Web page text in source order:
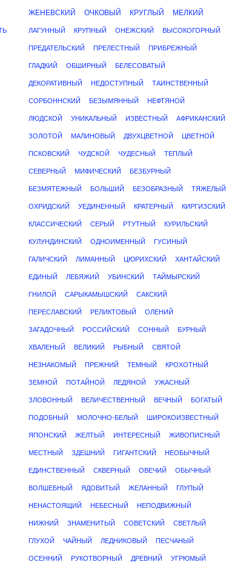
ЖЕНЕВСКИЙ ОЧКОВЫЙ КРУГЛЫЙ МЕЛКИЙ
ЛАГУННЫЙ КРУПНЫЙ ОНЕЖСКИЙ ВЫСОКОГОРНЫЙ
ПРЕДАТЕЛЬСКИЙ ПРЕЛЕСТНЫЙ ПРИБРЕЖНЫЙ
ГЛАДКИЙ ОБШИРНЫЙ БЕЛЕСОВАТЫЙ
ДЕКОРАТИВНЫЙ НЕДОСТУПНЫЙ ТАИНСТВЕННЫЙ
СОРБОННСКИЙ БЕЗЫМЯННЫЙ НЕФТЯНОЙ
ЛЮДСКОЙ УНИКАЛЬНЫЙ ИЗВЕСТНЫЙ АФРИКАНСКИЙ
ЗОЛОТОЙ МАЛИНОВЫЙ ДВУХЦВЕТНОЙ ЦВЕТНОЙ
ПСКОВСКИЙ ЧУДСКОЙ ЧУДЕСНЫЙ ТЕПЛЫЙ
СЕВЕРНЫЙ МИФИЧЕСКИЙ БЕЗБУРНЫЙ
БЕЗМЯТЕЖНЫЙ БОЛЬШИЙ БЕЗОБРАЗНЫЙ ТЯЖЕЛЫЙ
ОХРИДСКИЙ УЕДИНЕННЫЙ КРАТЕРНЫЙ КИРГИЗСКИЙ
КЛАССИЧЕСКИЙ СЕРЫЙ РТУТНЫЙ КУРИЛЬСКИЙ
КУЛУНДИНСКИЙ ОДНОИМЕННЫЙ ГУСИНЫЙ
ГАЛИЧСКИЙ ЛИМАННЫЙ ЦЮРИХСКИЙ ХАНТАЙСКИЙ
ЕДИНЫЙ ЛЕБЯЖИЙ УБИНСКИЙ ТАЙМЫРСКИЙ
ГНИЛОЙ САРЫКАМЫШСКИЙ САКСКИЙ
ПЕРЕСЛАВСКИЙ РЕЛИКТОВЫЙ ОЛЕНИЙ
ЗАГАДОЧНЫЙ РОССИЙСКИЙ СОННЫЙ БУРНЫЙ
ХВАЛЕНЫЙ ВЕЛИКИЙ РЫБНЫЙ СВЯТОЙ
НЕЗНАКОМЫЙ ПРЕЖНИЙ ТЕМНЫЙ КРОХОТНЫЙ
ЗЕМНОЙ ПОТАЙНОЙ ЛЕДЯНОЙ УЖАСНЫЙ
ЗЛОВОННЫЙ ВЕЛИЧЕСТВЕННЫЙ ВЕЧНЫЙ БОГАТЫЙ
ПОДОБНЫЙ МОЛОЧНО-БЕЛЫЙ ШИРОКОИЗВЕСТНЫЙ
ЯПОНСКИЙ ЖЕЛТЫЙ ИНТЕРЕСНЫЙ ЖИВОПИСНЫЙ
МЕСТНЫЙ ЗДЕШНИЙ ГИГАНТСКИЙ НЕОБЫЧНЫЙ
ЕДИНСТВЕННЫЙ СКВЕРНЫЙ ОВЕЧИЙ ОБЫЧНЫЙ
ВОЛШЕБНЫЙ ЯДОВИТЫЙ ЖЕЛАННЫЙ ГЛУПЫЙ
НЕНАСТОЯЩИЙ НЕБЕСНЫЙ НЕПОДВИЖНЫЙ
НИЖНИЙ ЗНАМЕНИТЫЙ СОВЕТСКИЙ СВЕТЛЫЙ
ГЛУХОЙ ЧАЙНЫЙ ЛЕДНИКОВЫЙ ПЕСЧАНЫЙ
ОСЕННИЙ РУКОТВОРНЫЙ ДРЕВНИЙ УГРЮМЫЙ